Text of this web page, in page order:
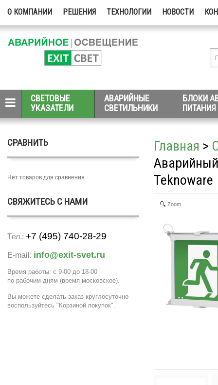
О КОМПАНИИ РЕШЕНИЯ ТЕХНОЛОГИИ НОВОСТИ
СВЕТОВЫЕ
УКАЗАТЕЛИ
АВАРИЙНЫЕ
СВЕТИЛЬНИКИ
БЛОКИ
ПИТАНИЯ
СРАВНИТЬ
Нет товаров для сравнения
СВЯЖИТЕСЬ С НАМИ
Тел.: +7 (495) 740-28-29
E-mail: info@exit-svet.ru
Время работы: с 9-00 до 18-00
по рабочим дням (время московское).
Вы можете сделать заказ круглосуточно -
воспользуйтесь "Корзиной покупок".
Главная >
Teknoware
Zoom